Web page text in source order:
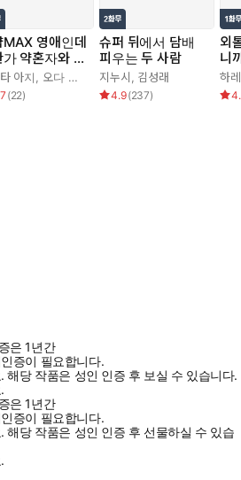
MAX 영애인데
가 약혼자와 내
하고 말았다
아지, 오다 히로
(22)
슈퍼 뒤에서 담배
피우는 두 사람
지누시, 김성래
4.9(237)
외
니
치
하
은 1년간
증이 필요합니다.
.해당 작품은 성인 인증 후 보실 수 있습니다.
은 1년간
증이 필요합니다.
.해당 작품은 성인 인증 후 선물하실 수 있습